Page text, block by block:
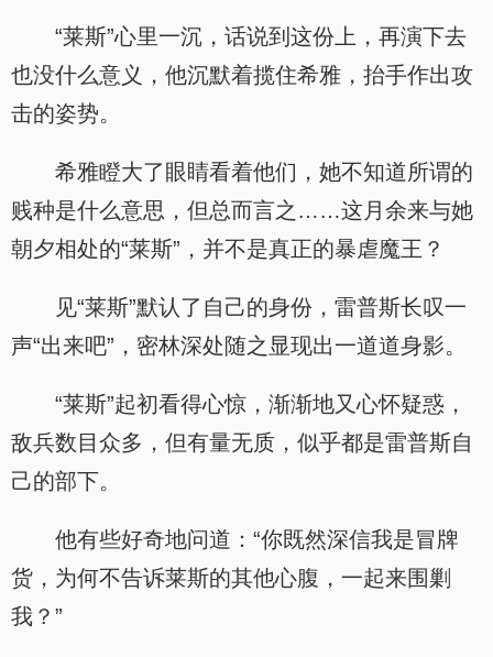
“莱斯”心里一沉，话说到这份上，再演下去
也没什么意义，他沉默着揽住希雅，抬手作出攻
击的姿势。
希雅瞪大了眼睛看着他们，她不知道所谓的
贱种是什么意思，但总而言之……这月余来与她
朝夕相处的“莱斯”，并不是真正的暴虐魔王？
见“莱斯”默认了自己的身份，雷普斯长叹一
声“出来吧”，密林深处随之显现出一道道身影。
“莱斯”起初看得心惊，渐渐地又心怀疑惑，
敌兵数目众多，但有量无质，似乎都是雷普斯自
己的部下。
他有些好奇地问道：“你既然深信我是冒牌
货，为何不告诉莱斯的其他心腹，一起来围剿
我？”